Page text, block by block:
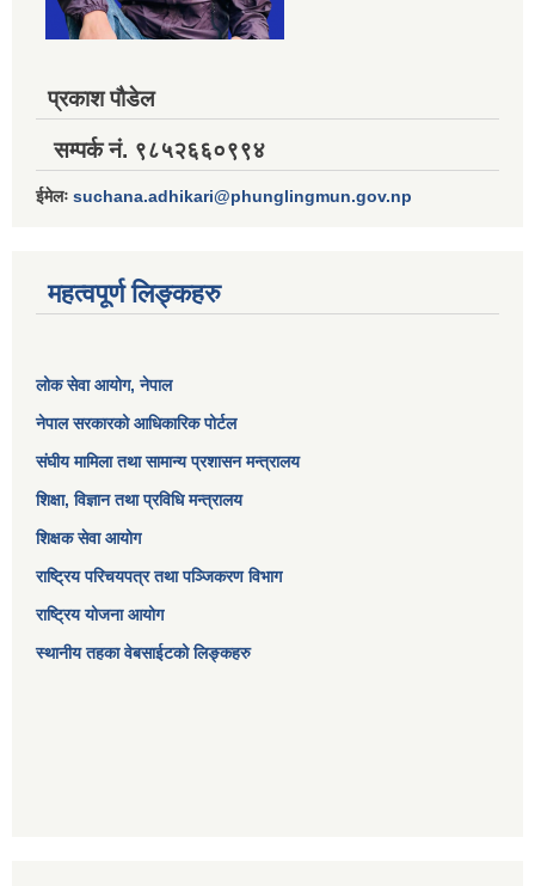
प्रकाश पौडेल
सम्पर्क नं. ९८५२६६०९९४
ईमेलः suchana.adhikari@phunglingmun.gov.np
महत्वपूर्ण लिङ्कहरु
लोक सेवा आयोग, नेपाल
नेपाल सरकारको आधिकारिक पोर्टल
संघीय मामिला तथा सामान्य प्रशासन मन्त्रालय
शिक्षा, विज्ञान तथा प्रविधि मन्त्रालय
शिक्षक सेवा आयोग
राष्ट्रिय परिचयपत्र तथा पञ्जिकरण विभाग
राष्ट्रिय योजना आयोग
स्थानीय तहका वेबसाईटको लिङ्कहरु